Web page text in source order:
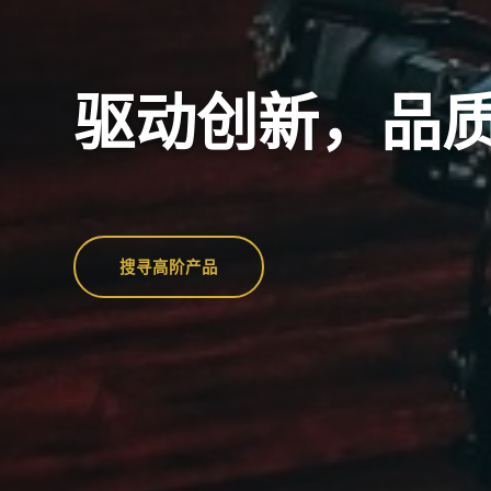
驱动创新，品
搜寻高阶产品